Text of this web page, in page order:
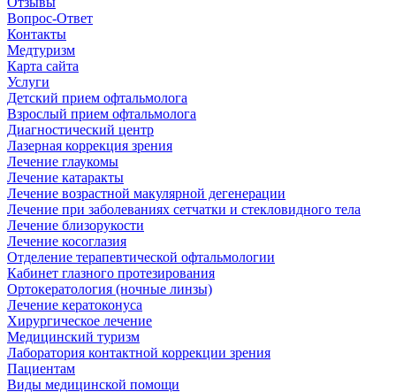
Вопрос-Ответ
Контакты
Медтуризм
Карта сайта
Услуги
Детский прием офтальмолога
Взрослый прием офтальмолога
Диагностический центр
Лазерная коррекция зрения
Лечение глаукомы
Лечение катаракты
Лечение возрастной макулярной дегенерации
Лечение при заболеваниях сетчатки и стекловидного тела
Лечение близорукости
Лечение косоглазия
Отделение терапевтической офтальмологии
Кабинет глазного протезирования
Ортокератология (ночные линзы)
Лечение кератоконуса
Хирургическое лечение
Медицинский туризм
Лаборатория контактной коррекции зрения
Пациентам
Виды медицинской помощи